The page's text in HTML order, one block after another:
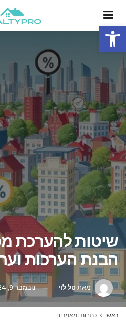
פתח סרגל נגישות
שיטות להערכת
הבנת הערכות
מאתטל לוי נובמבר 9, 2024
ראשי כתבות ומאמרים